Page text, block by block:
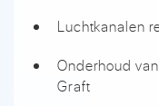
Luchtkanalen
Onderhoud
Graft